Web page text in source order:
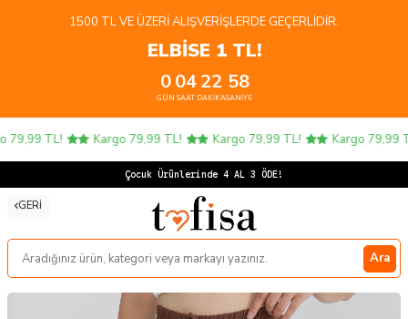
1500 TL VE ÜZERI ALIŞVERIŞLERDE GEÇERLIDIR.
ELBİSE 1 TL!
0
GÜN
04
SAAT
22
DAKIKA
58
SANIYE
TL! Kargo 79,99 TL! Kargo 79,99 TL! Kargo 79,99 TL!
Çocuk Ürünlerinde 4 AL 3 ÖDE!
GERI
Ara